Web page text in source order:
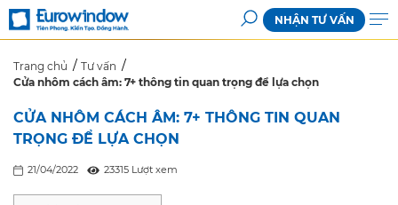
NHẬN TƯ VẤN
Trang chủ
Tư vấn
Cửa nhôm cách âm: 7+ thông tin quan trọng để lựa chọn
CỬA NHÔM CÁCH ÂM: 7+ THÔNG TIN QUAN
TRỌNG ĐỂ LỰA CHỌN
21/04/2022 23315 Lượt xem